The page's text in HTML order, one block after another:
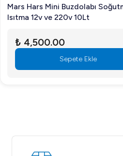
Mars Hars Mini Buzdolabı
Isıtma 12v ve 220v 10Lt
₺ 4,500.00
Sepete Ekle